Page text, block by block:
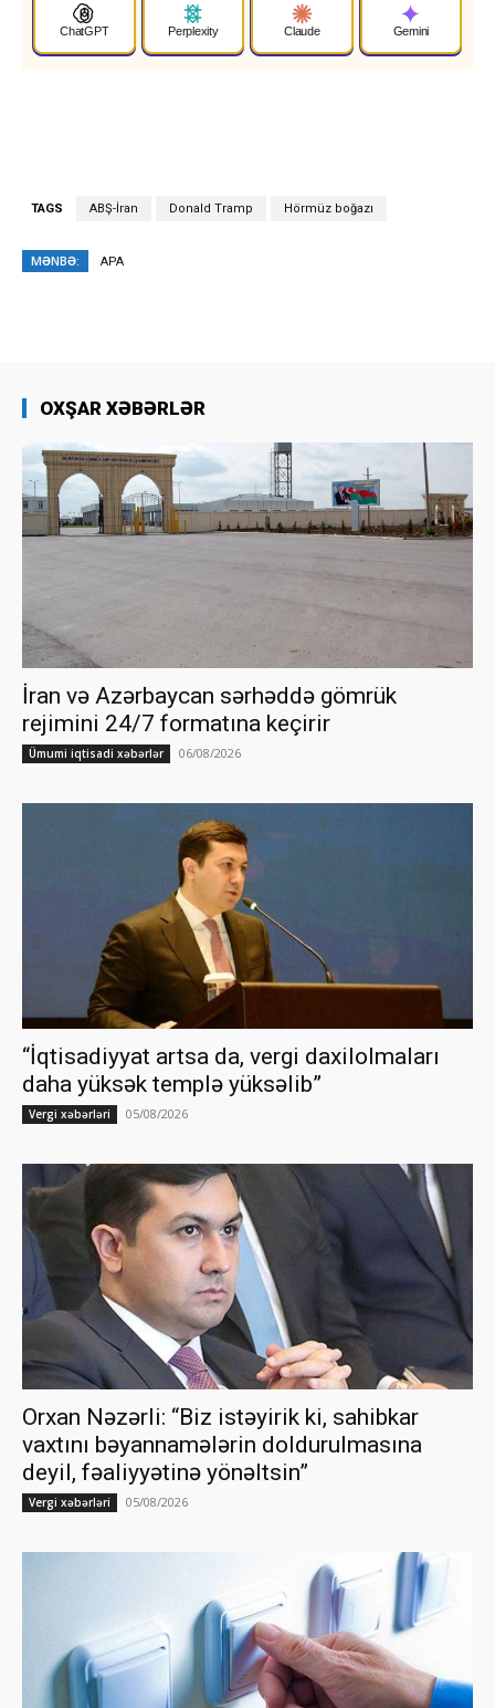
ChatGPT Perplexity Claude Gemini
TAGS ABŞ-İran Donald Tramp Hörmüz boğazı
MƏNBƏ: APA
OXŞAR XƏBƏRLƏR
İran və Azərbaycan sərhəddə gömrük
rejimini 24/7 formatına keçirir
Ümumi iqtisadi xəbərlər 06/08/2026
“İqtisadiyyat artsa da, vergi daxilolmaları
daha yüksək templə yüksəlib”
Vergi xəbərləri 05/08/2026
Orxan Nəzərli: “Biz istəyirik ki, sahibkar
vaxtını bəyannamələrin doldurulmasına
deyil, fəaliyyətinə yönəltsin”
Vergi xəbərləri 05/08/2026